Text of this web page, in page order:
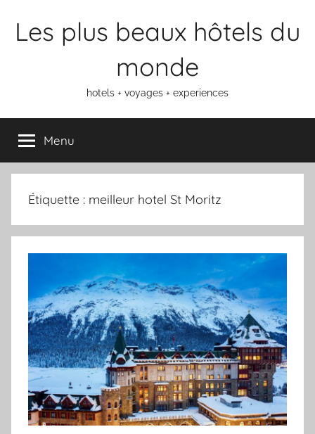
Les plus beaux hôtels du
monde
hotels + voyages + experiences
Menu
Étiquette : meilleur hotel St Moritz